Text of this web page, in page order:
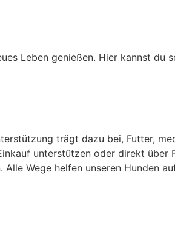
Leben genießen. Hier kannst du
trägt dazu bei, Futter,
unterstützen oder direkt
Wege helfen unseren Hunden